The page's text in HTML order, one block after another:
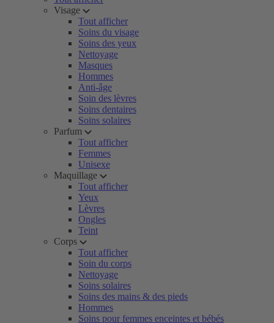
Visage
Tout afficher
Soins du visage
Soins des yeux
Nettoyage
Masques
Hommes
Anti-âge
Soin des lèvres
Soins dentaires
Soins solaires
Parfum
Tout afficher
Femmes
Unisexe
Maquillage
Tout afficher
Yeux
Lèvres
Ongles
Teint
Corps
Tout afficher
Soin du corps
Nettoyage
Soins solaires
Soins des mains & des pieds
Hommes
Soins pour femmes enceintes et bébés